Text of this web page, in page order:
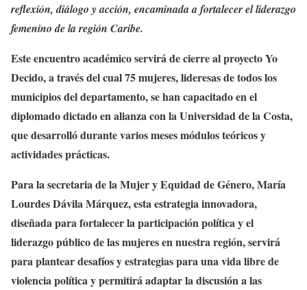
reflexión, diálogo y acción, encaminada a fortalecer el liderazgo
femenino de la región Caribe.
Este encuentro académico servirá de cierre al proyecto Yo
Decido, a través del cual 75 mujeres, lideresas de todos los
municipios del departamento, se han capacitado en el
diplomado dictado en alianza con la Universidad de la Costa,
que desarrolló durante varios meses módulos teóricos y
actividades prácticas.
Para la secretaria de la Mujer y Equidad de Género, María
Lourdes Dávila Márquez, esta estrategia innovadora,
diseñada para fortalecer la participación política y el
liderazgo público de las mujeres en nuestra región, servirá
para plantear desafíos y estrategias para una vida libre de
violencia política y permitirá adaptar la discusión a las